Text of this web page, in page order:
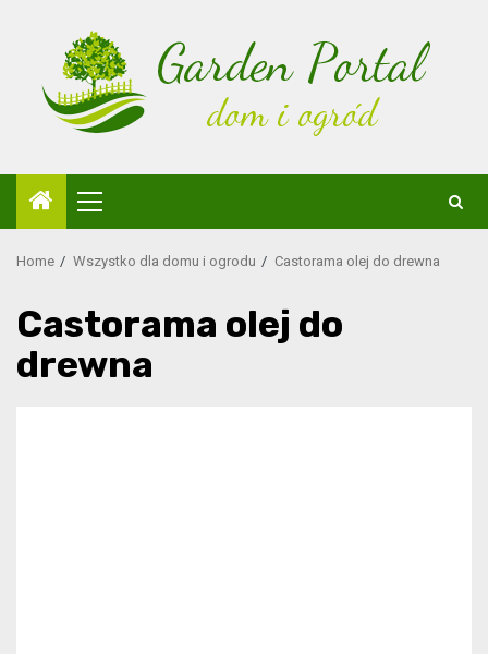
Primary
Menu
Home Wszystko dla domu i ogrodu Castorama olej do drewna
Castorama olej do
drewna